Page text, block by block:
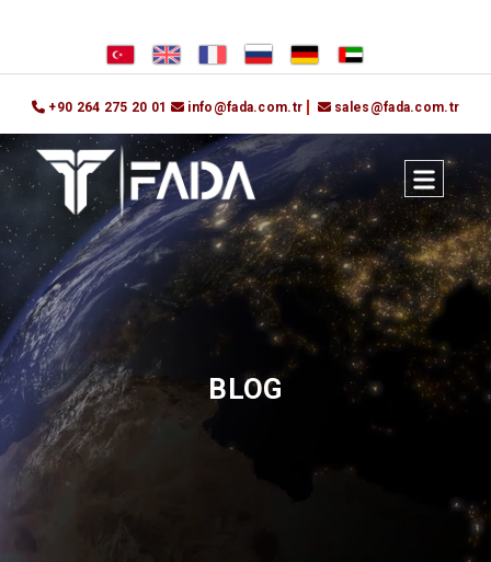
+90 264 275 20 01 info@fada.com.tr sales@fada.com.tr
BLOG